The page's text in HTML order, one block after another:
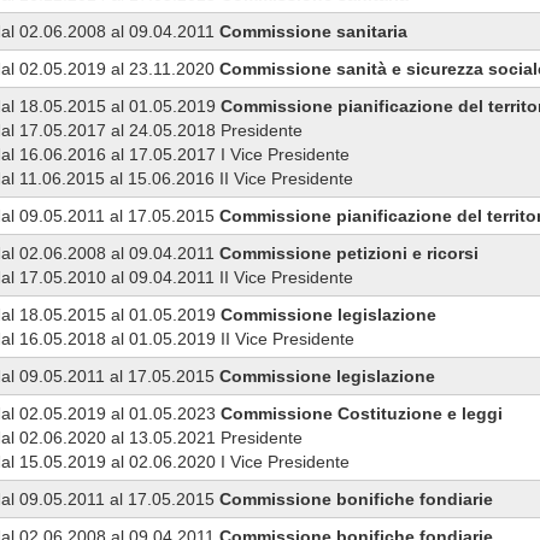
02.06.2008 al 09.04.2011 Commissione sanitaria
02.05.2019 al 23.11.2020 Commissione sanità e sicurezza
18.05.2015 al 01.05.2019 Commissione pianificazione del
17.05.2017 al 24.05.2018 Presidente
16.06.2016 al 17.05.2017 I Vice Presidente
11.06.2015 al 15.06.2016 II Vice Presidente
09.05.2011 al 17.05.2015 Commissione pianificazione del
02.06.2008 al 09.04.2011 Commissione petizioni e ricorsi
17.05.2010 al 09.04.2011 II Vice Presidente
18.05.2015 al 01.05.2019 Commissione legislazione
16.05.2018 al 01.05.2019 II Vice Presidente
09.05.2011 al 17.05.2015 Commissione legislazione
02.05.2019 al 01.05.2023 Commissione Costituzione e leggi
02.06.2020 al 13.05.2021 Presidente
15.05.2019 al 02.06.2020 I Vice Presidente
09.05.2011 al 17.05.2015 Commissione bonifiche fondiarie